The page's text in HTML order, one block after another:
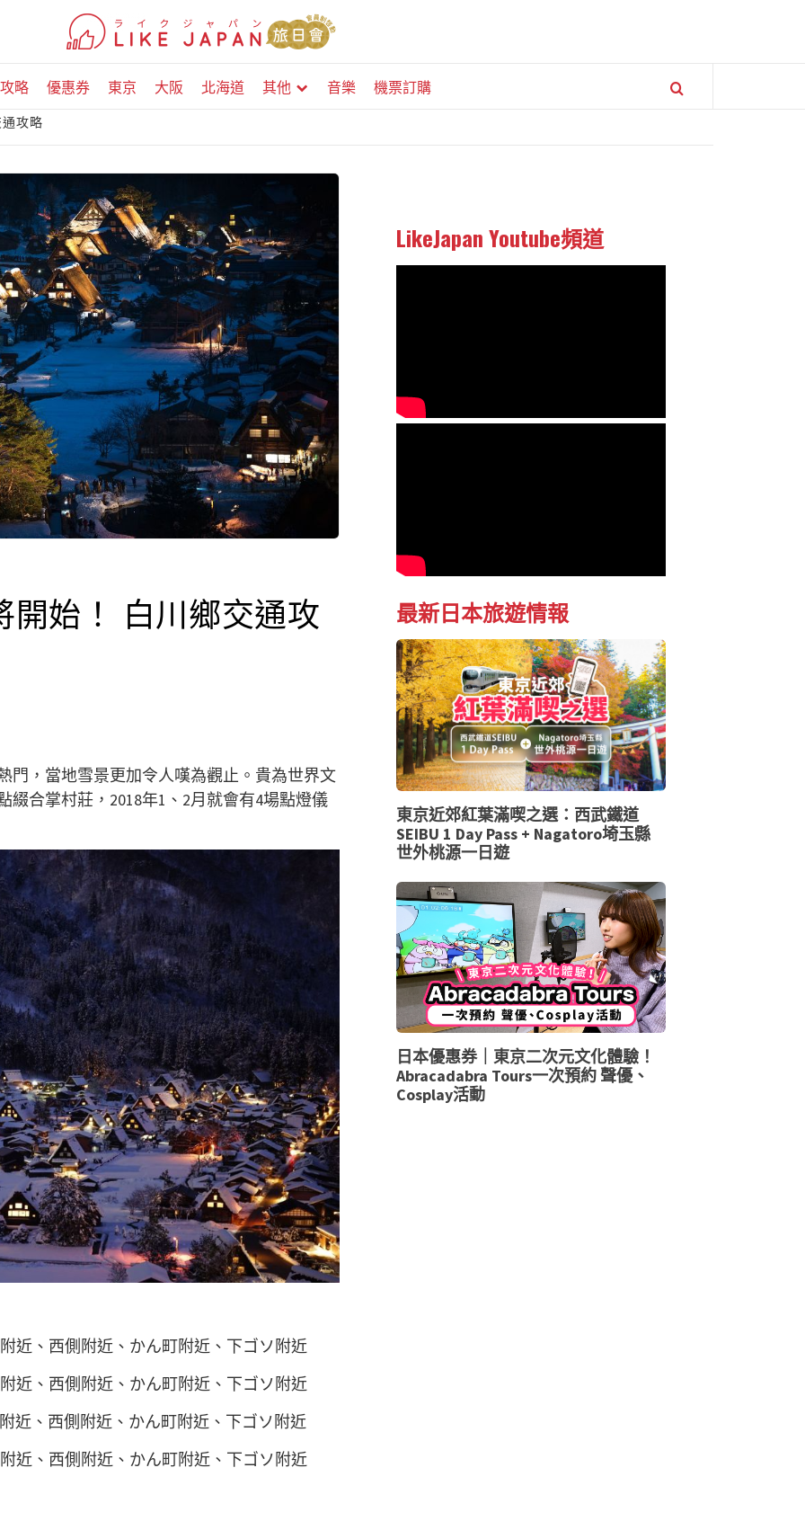
略 優惠券 東京 大阪 北海道 其他 音樂 機票訂購
攻略
開始！ 白川鄉交通攻
門，當地雪景更加令人嘆為觀止。貴為世界文
合掌村莊，2018年1、2月就會有4場點燈儀
近、西側附近、かん町附近、下ゴソ附近
近、西側附近、かん町附近、下ゴソ附近
近、西側附近、かん町附近、下ゴソ附近
近、西側附近、かん町附近、下ゴソ附近
LikeJapan Youtube頻道
最新日本旅遊情報
東京近郊紅葉滿喫之選：西武鐵道
SEIBU 1 Day Pass + Nagatoro埼玉縣
世外桃源一日遊
日本優惠券｜東京二次元文化體驗！
Abracadabra Tours一次預約 聲優、
Cosplay活動